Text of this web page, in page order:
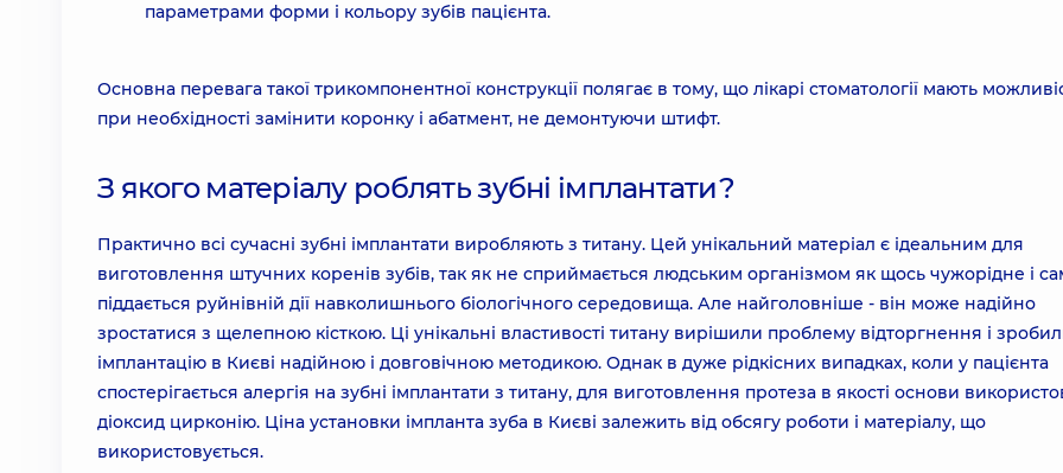
параметрами форми і кольору зубів пацієнта.
Основна перевага такої трикомпонентної конструкції полягає в тому, що лікарі стоматології мають
при необхідності замінити коронку і абатмент, не демонтуючи штифт.
З якого матеріалу роблять зубні імплантати?
Практично всі сучасні зубні імплантати виробляють з титану. Цей унікальний матеріал є ідеальним для
виготовлення штучних коренів зубів, так як не сприймається людським організмом як щось чужорідне і
піддається руйнівній дії навколишнього біологічного середовища. Але найголовніше - він може надійно
зростатися з щелепною кісткою. Ці унікальні властивості титану вирішили проблему відторгнення і
імплантацію в Києві надійною і довговічною методикою. Однак в дуже рідкісних випадках, коли у пацієнта
спостерігається алергія на зубні імплантати з титану, для виготовлення протеза в якості основи
діоксид цирконію. Ціна установки імпланта зуба в Києві залежить від обсягу роботи і матеріалу, що
використовується.